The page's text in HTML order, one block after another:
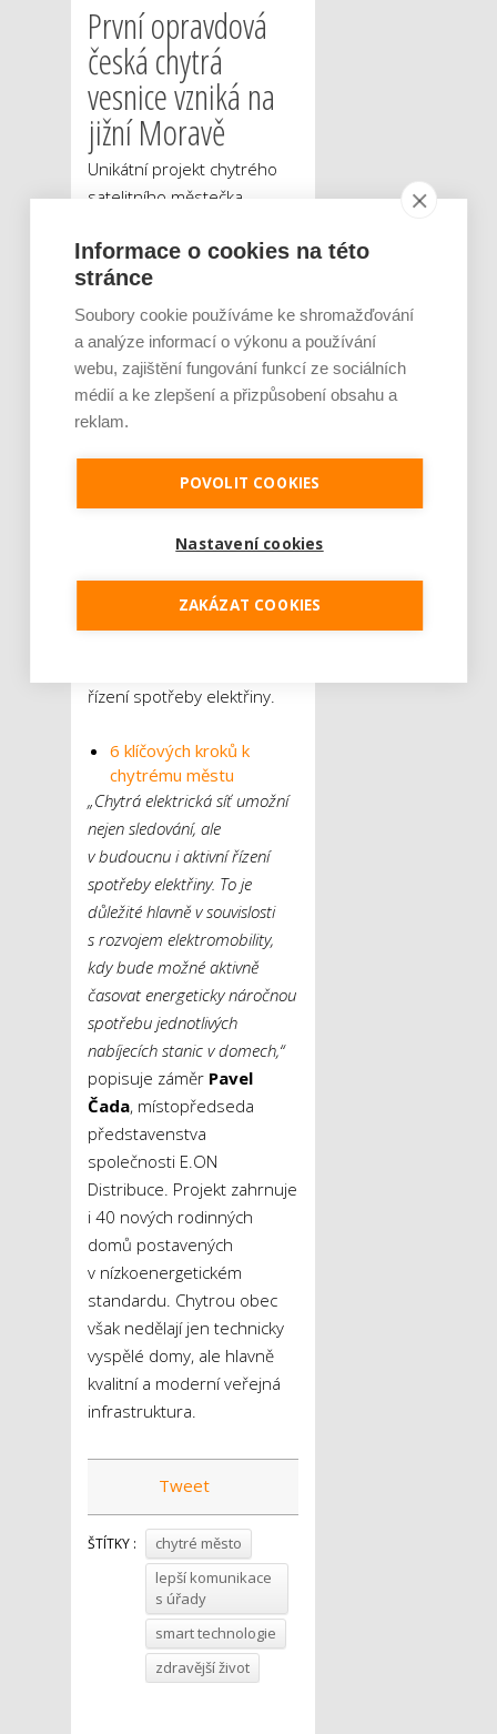
První opravdová
česká chytrá
vesnice vzniká na
jižní Moravě
Unikátní projekt chytrého
satelitního městečka
společnost Přemysl Veselý
Invest ve spolupráci se
společností E.ON.
Opravdová vesnice
budoucnosti využívá chytré
energetické sítě – smart
grids – a obnovitelné zdroje
vybaveny fotovoltaikou,
instalaci wallboxu pro
dobíjení elektromobilů. Vše
bude propojovat chytrá
řízení spotřeby elektřiny.
6 klíčových kroků k
chytrému městu
„Chytrá elektrická síť umožní
nejen sledování, ale
v budoucnu i aktivní řízení
spotřeby elektřiny. To je
důležité hlavně v souvislosti
s rozvojem elektromobility,
kdy bude možné aktivně
časovat energeticky náročnou
spotřebu jednotlivých
nabíjecích stanic v domech,“
popisuje záměr Pavel
Čada, místopředseda
představenstva
společnosti E.ON
Distribuce. Projekt zahrnuje
i 40 nových rodinných
domů postavených
v nízkoenergetickém
standardu. Chytrou obec
však nedělají jen technicky
vyspělé domy, ale hlavně
kvalitní a moderní veřejná
infrastruktura.
Tweet
ŠTÍTKY :
chytré město
lepší komunikace
s úřady
smart technologie
zdravější život
Informace o cookies na této
stránce
Soubory cookie používáme ke shromažďování
a analýze informací o výkonu a používání
webu, zajištění fungování funkcí ze sociálních
médií a ke zlepšení a přizpůsobení obsahu a
reklam.
POVOLIT COOKIES
Nastavení cookies
ZAKÁZAT COOKIES